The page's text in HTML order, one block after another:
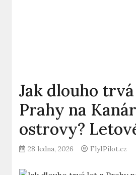
Jak dlouho
Prahy na
ostrovy?
28 ledna, 2026 FlyIPilot.cz